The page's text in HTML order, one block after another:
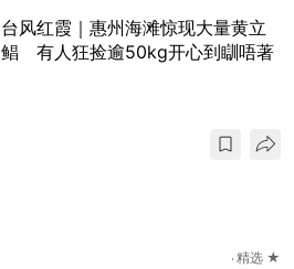
台风红霞｜惠州海滩惊现大量黄立
鲳 有人狂捡逾50kg开心到瞓唔著
精选 ★